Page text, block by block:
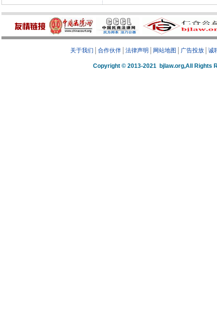
关于我们 合作伙伴 法律声明 网站地图 广告投放 诚
Copyright © 2013-2021 bjlaw.org,All Rights